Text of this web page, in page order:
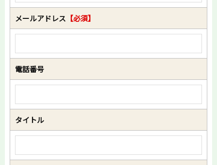
メールアドレス 【必須】
電話番号
タイトル